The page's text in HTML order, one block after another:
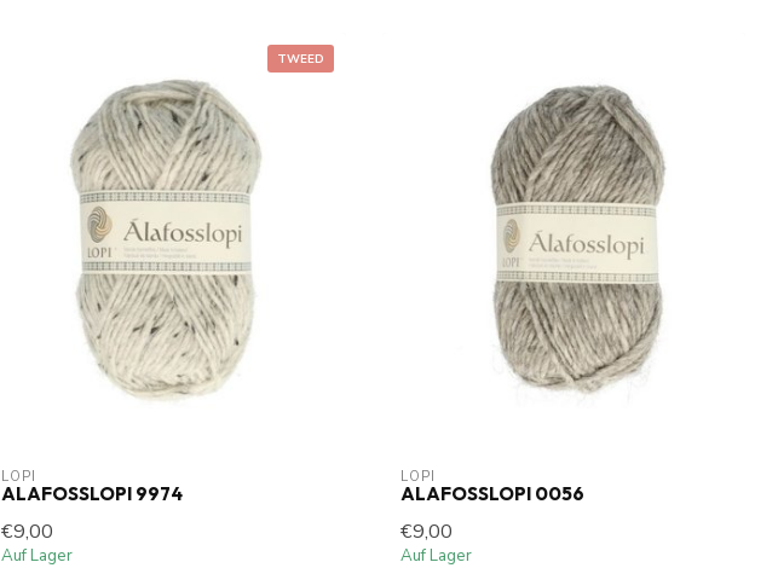
TWEED
LOPI
ALAFOSSLOPI 9974
€9,00
Auf Lager
LOPI
ALAFOSSLOPI 0056
€9,00
Auf Lager